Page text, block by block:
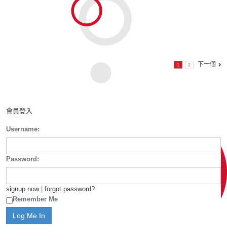
1 2 下一個
會員登入
Username:
Password:
signup now| forgot password?
Remember Me